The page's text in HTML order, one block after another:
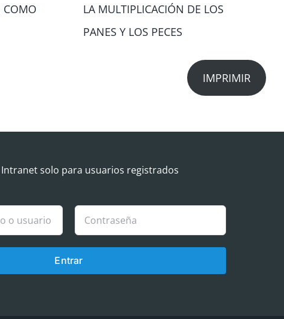
COMO
LA MULTIPLICACIÓN DE LOS
PANES Y LOS PECES
IMPRIMIR
Intranet solo para usuarios registrados
Entrar